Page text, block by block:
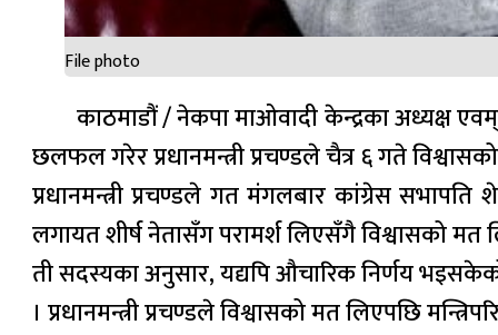
File photo
काठमाडौं / नेकपा माओवादी केन्द्रका अध्यक्ष
छलफल गरेर प्रधानमन्त्री प्रचण्डले चैत्र ६ गते
प्रधानमन्त्री प्रचण्डले गत मंगलबार कांग्रेस
लगायत शीर्ष नेतासँग परामर्श लिएसँगै विश्वासको
ती सदस्यका अनुसार, यद्यपि औचारिक निर्णय
। प्रधानमन्त्री प्रचण्डले विश्वासको मत लिएपछि